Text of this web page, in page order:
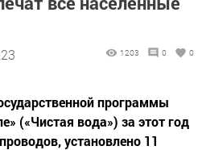
1203 0 0
программы
(«Чистая вода») за этот год
установлено 11